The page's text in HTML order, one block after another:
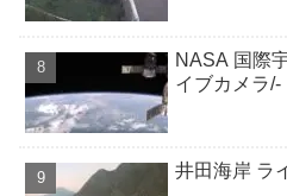
NASA 国際
イブカメラ/-
井田海岸 ラ